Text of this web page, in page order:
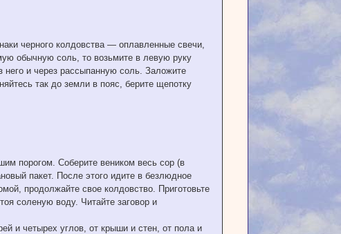
черного колдовства — оплавленные свечи,
обычную соль, то возьмите в левую руку
него и через рассыпанную соль. Заложите
так до земли в пояс, берите щепотку
порогом. Соберите веником весь сор (в
пакет. После этого идите в безлюдное
продолжайте свое колдовство. Приготовьте
соленую воду. Читайте заговор и
и четырех углов, от крыши и стен, от пола и